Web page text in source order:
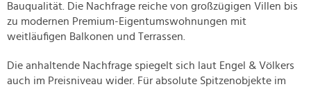
Bauqualität. Die Nachfrage reiche von großzügigen Villen bis
zu modernen Premium-Eigentumswohnungen mit
weitläufigen Balkonen und Terrassen.
Die anhaltende Nachfrage spiegelt sich laut Engel & Völkers
auch im Preisniveau wider. Für absolute Spitzenobjekte im